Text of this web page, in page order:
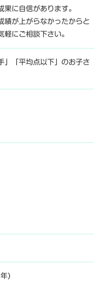
果に自信があります。
績が上がらなかったからと
軽にご相談下さい。
」「平均点以下」のお子さ
)